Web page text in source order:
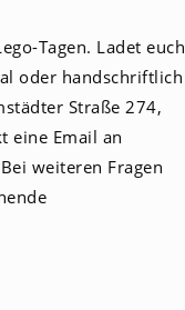
Tagen. Ladet euch
oder handschriftlich
Straße 274,
eine Email an
weiteren Fragen